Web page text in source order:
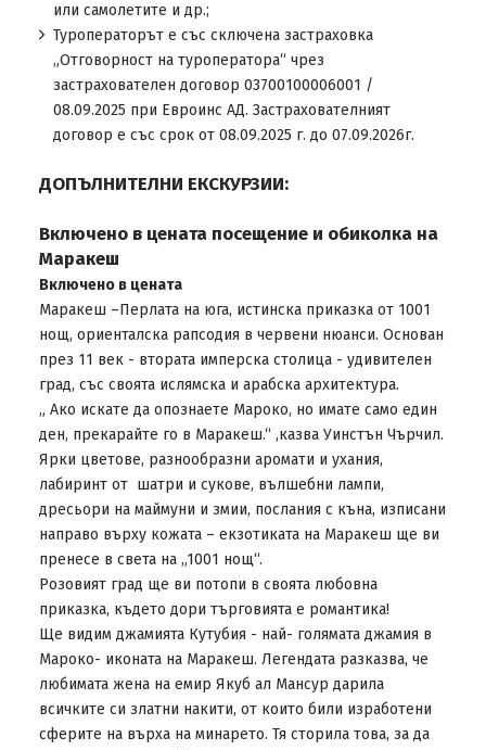
или самолетите и др.;
Туроператорът е със сключена застраховка
„Отговорност на туроператора“ чрез
застрахователен договор 03700100006001 /
08.09.2025 при Евроинс АД. Застрахователният
договор е със срок от 08.09.2025 г. до 07.09.2026г.
ДОПЪЛНИТЕЛНИ ЕКСКУРЗИИ:
Включено в цената посещение и обиколка на
Маракеш
Включено в цената
Маракеш –Перлата на юга, истинска приказка от 1001
нощ, ориенталска рапсодия в червени нюанси. Основан
през 11 век - втората имперска столица - удивителен
град, със своята ислямска и арабска архитектура.
„ Ако искате да опознаете Мароко, но имате само един
ден, прекарайте го в Маракеш.“ ,казва Уинстън Чърчил.
Ярки цветове, разнообразни аромати и ухания,
лабиринт от шатри и сукове, вълшебни лампи,
дресьори на маймуни и змии, послания с къна, изписани
направо върху кожата – екзотиката на Маракеш ще ви
пренесе в света на „1001 нощ“.
Розовият град ще ви потопи в своята любовна
приказка, където дори търговията е романтика!
Ще видим джамията Кутубия - най- голямата джамия в
Мароко- иконата на Маракеш. Легендата разказва, че
любимата жена на емир Якуб ал Мансур дарила
всичките си златни накити, от които били изработени
сферите на върха на минарeто. Тя сторила това, за да